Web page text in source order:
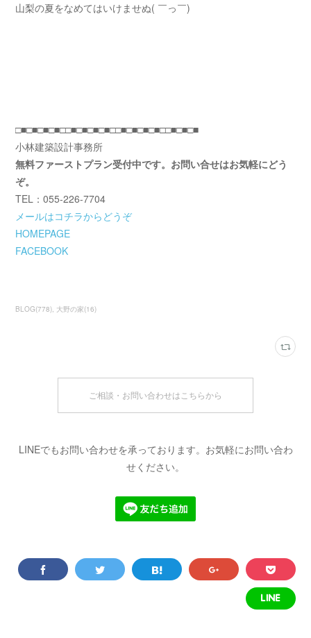
山梨の夏をなめてはいけませぬ( ￣っ￣)
□■□■□■□■□□■□■□■□■□□■□■□■□■□□■□■□■
小林建築設計事務所
無料ファーストプラン受付中です。お問い合せはお気軽にどう
ぞ。
TEL：055-226-7704
メールはコチラからどうぞ
HOMEPAGE
FACEBOOK
BLOG(778) 大野の家(16)
ご相談・お問い合わせはこちらから
LINEでもお問い合わせを承っております。お気軽にお問い合わ
せください。